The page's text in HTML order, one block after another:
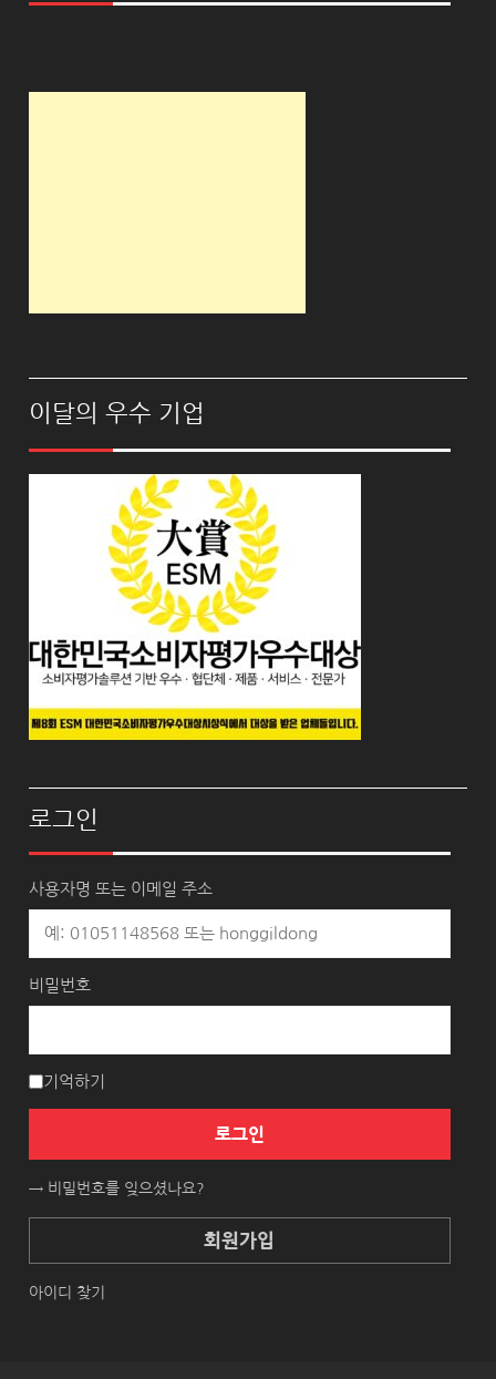
이달의 우수 기업
로그인
사용자명 또는 이메일 주소
비밀번호
기억하기
로그인
→ 비밀번호를 잊으셨나요?
회원가입
아이디 찾기